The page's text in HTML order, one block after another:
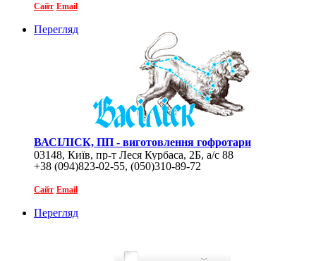
Сайт Email
Перегляд
ВАСІЛІСК, ПП - виготовлення гофротари
03148, Київ, пр-т Леся Курбаса, 2Б, а/с 88
+38 (094)823-02-55, (050)310-89-72
Сайт Email
Перегляд